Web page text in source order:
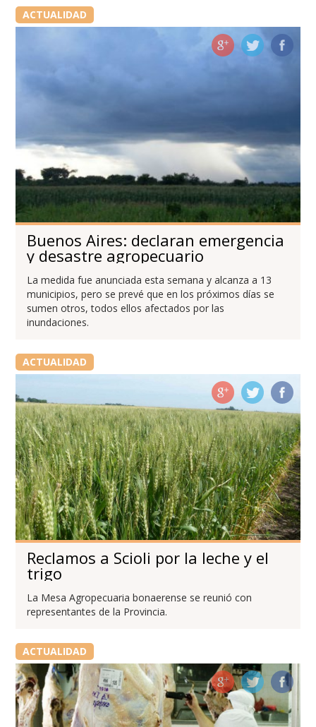
ACTUALIDAD
Buenos Aires: declaran emergencia
y desastre agropecuario
La medida fue anunciada esta semana y alcanza a 13
municipios, pero se prevé que en los próximos días se
sumen otros, todos ellos afectados por las
inundaciones.
ACTUALIDAD
Reclamos a Scioli por la leche y el
trigo
La Mesa Agropecuaria bonaerense se reunió con
representantes de la Provincia.
ACTUALIDAD